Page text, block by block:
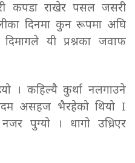
कपडा राखेर पसल जसरी
दिनमा कुन रूपमा अघि
यी प्रश्नका जवाफ
। कहिल्यै कुर्था नलगाउने
असहज भैरहेको थियो I
पुग्यो । धागो उध्रिएर